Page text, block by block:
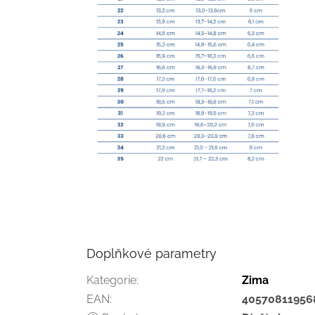
Doplňkové parametry
Kategorie:
Zima
EAN: